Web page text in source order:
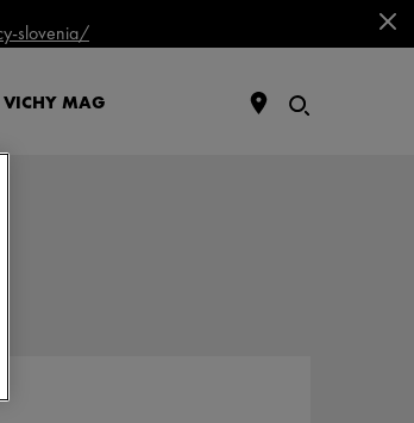
slovenia/
VICHY MAG